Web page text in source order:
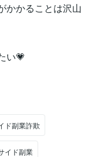
かかることは沢山
い💗
ド副業詐欺
イド副業